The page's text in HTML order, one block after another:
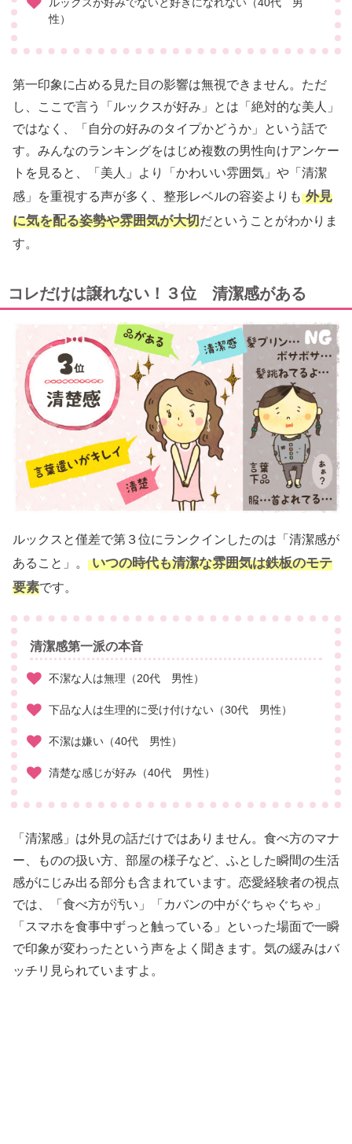
ルックスが好みでないと好きになれない（40代 男
性）
第一印象に占める見た目の影響は無視できません。ただ
し、ここで言う「ルックスが好み」とは「絶対的な美人」
ではなく、「自分の好みのタイプかどうか」という話で
す。みんなのランキングをはじめ複数の男性向けアンケー
トを見ると、「美人」より「かわいい雰囲気」や「清潔
感」を重視する声が多く、整形レベルの容姿よりも 外見
に気を配る姿勢や雰囲気が大切だということがわかりま
す。
コレだけは譲れない！３位 清潔感がある
ルックスと僅差で第３位にランクインしたのは「清潔感が
あること」。
いつの時代も清潔な雰囲気は鉄板のモテ
要素です。
清潔感第一派の本音
不潔な人は無理（20代 男性）
下品な人は生理的に受け付けない（30代 男性）
不潔は嫌い（40代 男性）
清楚な感じが好み（40代 男性）
「清潔感」は外見の話だけではありません。食べ方のマナ
ー、ものの扱い方、部屋の様子など、ふとした瞬間の生活
感がにじみ出る部分も含まれています。恋愛経験者の視点
では、「食べ方が汚い」「カバンの中がぐちゃぐちゃ」
「スマホを食事中ずっと触っている」といった場面で一瞬
で印象が変わったという声をよく聞きます。気の緩みはバ
ッチリ見られていますよ。